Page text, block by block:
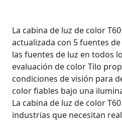
La cabina de luz de color
actualizada con 5 fuentes
las fuentes de luz en todos
evaluación de color Tilo
condiciones de visión para
color fiables bajo una
La cabina de luz de color
industrias que necesitan